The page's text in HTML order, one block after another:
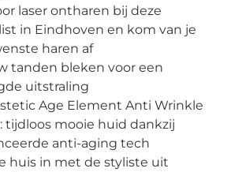
laser ontharen bij deze
in Eindhoven en kom van je
haren af
tanden bleken voor een
uitstraling
Age Element Anti Wrinkle
tijdloos mooie huid dankzij
anti-aging tech
huis in met de styliste uit